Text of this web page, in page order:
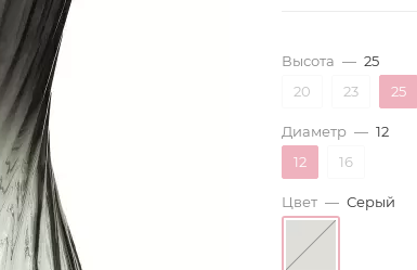
Высота — 25
20
23 25
Диаметр — 12
12
16
Цвет — Серый